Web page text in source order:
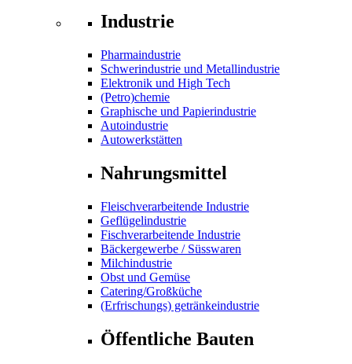
Industrie
Pharmaindustrie
Schwerindustrie und Metallindustrie
Elektronik und High Tech
(Petro)chemie
Graphische und Papierindustrie
Autoindustrie
Autowerkstätten
Nahrungsmittel
Fleischverarbeitende Industrie
Geflügelindustrie
Fischverarbeitende Industrie
Bäckergewerbe / Süsswaren
Milchindustrie
Obst und Gemüse
Catering/Großküche
(Erfrischungs) getränkeindustrie
Öffentliche Bauten